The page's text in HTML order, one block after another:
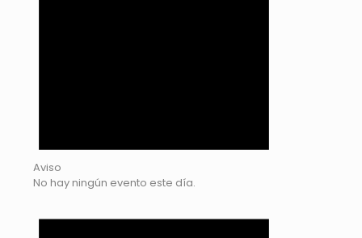
Aviso
No hay ningún evento este día.